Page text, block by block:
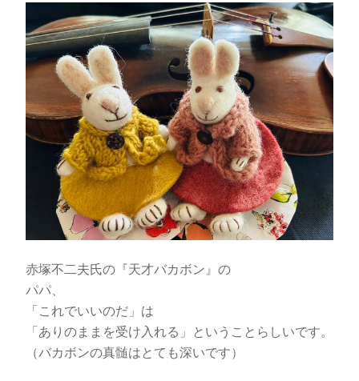
赤塚不二夫氏の『天才バカボン』の
パパ、
「これでいいのだ」は
「ありのままを受け入れる」ということらしいです。
（バカボンの真髄はとても深いです）